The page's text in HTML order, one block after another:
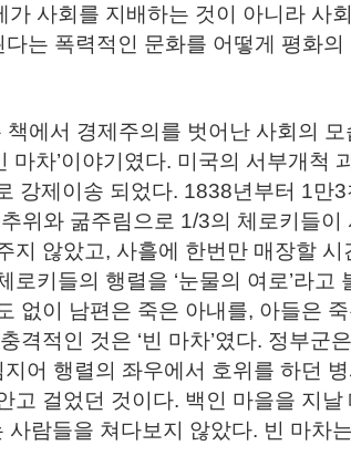
사회를 지배하는 것이 아니라 사
는 폭력적인 문화를 어떻게 평화의
에서 경제주의를 벗어난 사회의
차’이야기였다. 미국의 서부개척
강제이송 되었다. 1838년부터 1만
위와 굶주림으로 1/3의 체로키들이
않았고, 사흘에 한번만 매장할
키들의 행렬을 ‘눈물의 여로’라고
없이 남편은 죽은 아내를, 아들은
적인 것은 ‘빈 마차’였다. 정부군
어 행렬의 좌우에서 호위를 하던
고 걸었던 것이다. 백인 마을을 지
람들을 쳐다보지 않았다. 빈 마차